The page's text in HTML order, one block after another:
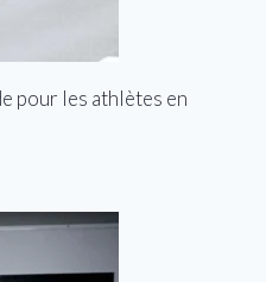
pour les athlètes en